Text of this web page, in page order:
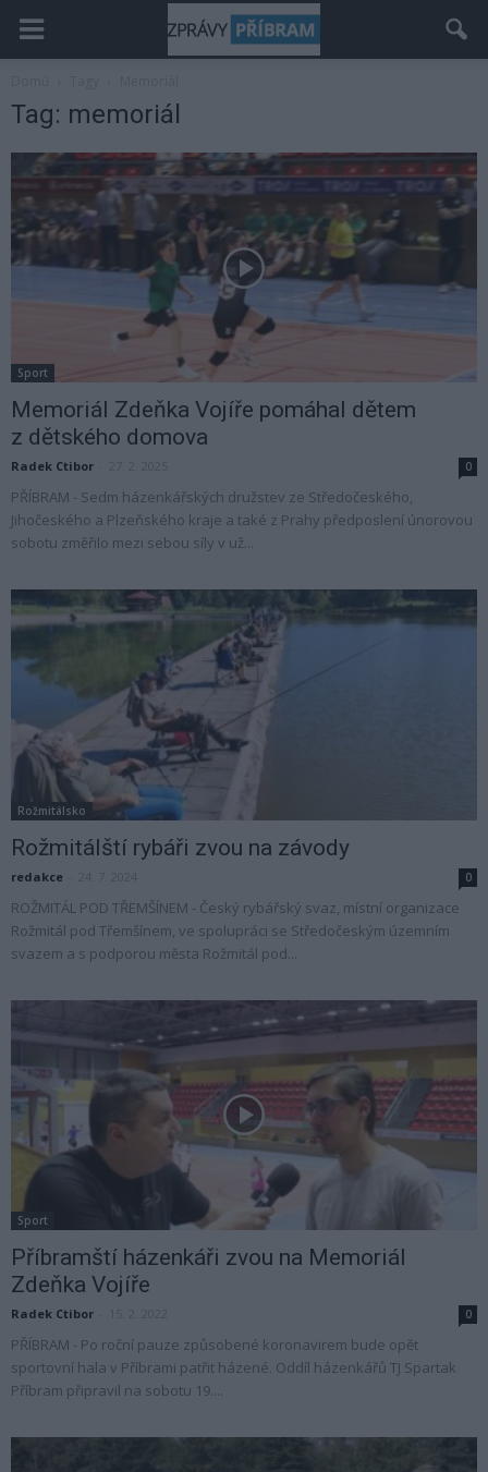
Tag: memoriál
Sport
Memoriál Zdeňka Vojíře pomáhal dětem
z dětského domova
Radek Ctibor 0
PŘÍBRAM - Sedm házenkářských družstev ze Středočeského,
Jihočeského a Plzeňského kraje a také z Prahy předposlení únorovou
sobotu změřilo mezi sebou síly v už...
Rožmitálsko
Rožmitálští rybáři zvou na závody
redakce 0
ROŽMITÁL POD TŘEMŠÍNEM - Český rybářský svaz, místní organizace
Rožmitál pod Třemšínem, ve spolupráci se Středočeským územním
svazem a s podporou města Rožmitál pod...
Sport
Příbramští házenkáři zvou na Memoriál
Zdeňka Vojíře
Radek Ctibor 0
PŘÍBRAM - Po roční pauze způsobené koronavirem bude opět
sportovní hala v Příbrami patřit házené. Oddíl házenkářů TJ Spartak
Příbram připravil na sobotu 19....